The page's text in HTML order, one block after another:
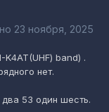
23 ноября, 2025
band) .
нет.
два 53 один шесть.